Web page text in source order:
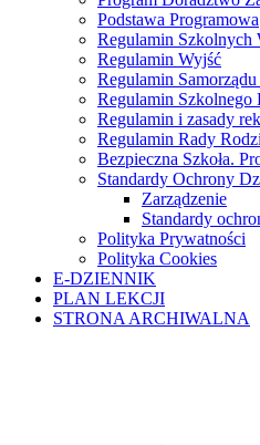
Podstawa Programowa
Regulamin Szkolnych
Regulamin Wyjść
Regulamin
Regulamin Szkolnego
Regulamin i zasady
Regulamin Rady
Bezpieczna Szkoła.
Standardy Ochrony
Zarządzenie
Standardy
Polityka Prywatności
Polityka Cookies
E-DZIENNIK
PLAN LEKCJI
STRONA ARCHIWALNA